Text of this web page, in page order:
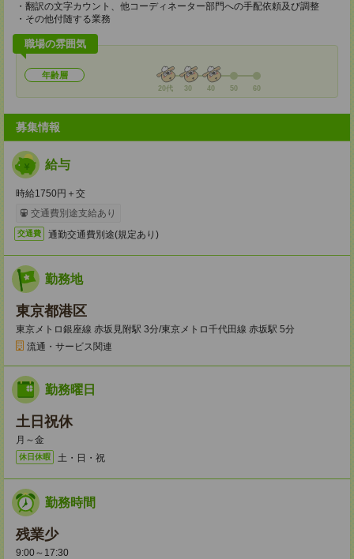
・翻訳の文字カウント、他コーディネーター部門への手配依頼及び調整
・その他付随する業務
職場の雰囲気
年齢層
20代 30 40 50 60
募集情報
給与
時給1750円＋交
交通費別途支給あり
交通費 通勤交通費別途(規定あり)
勤務地
東京都港区
東京メトロ銀座線 赤坂見附駅 3分/東京メトロ千代田線 赤坂駅 5分
流通・サービス関連
勤務曜日
土日祝休
月～金
休日休暇 土・日・祝
勤務時間
残業少
9:00～17:30